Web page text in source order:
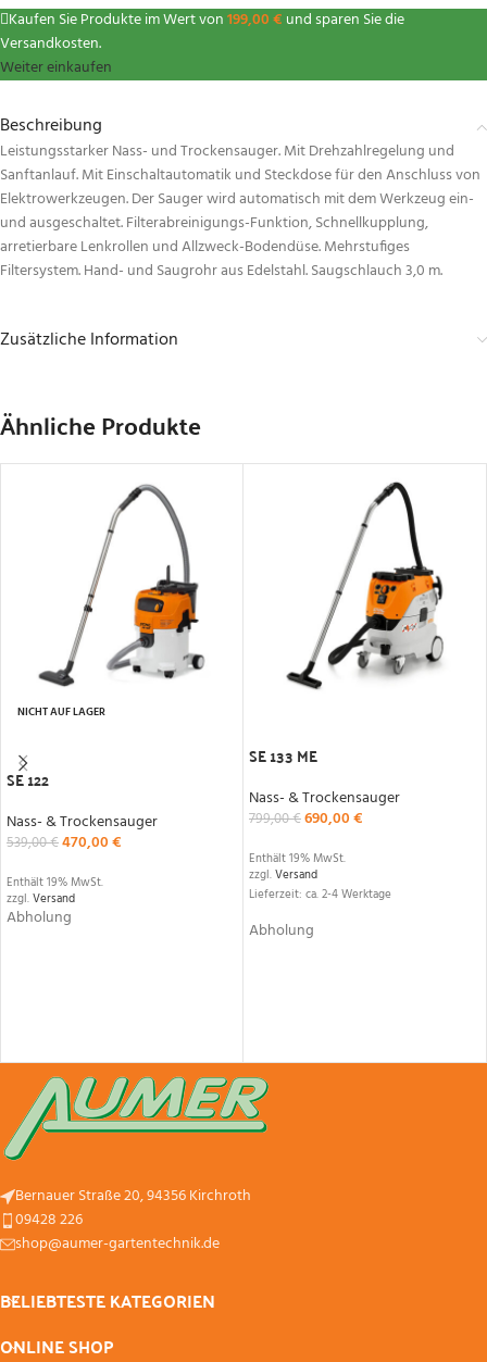
Kaufen Sie Produkte im Wert von199,00€ und sparen Sie die
Versandkosten.
Weiter einkaufen
Beschreibung
Leistungsstarker Nass- und Trockensauger. Mit Drehzahlregelung und
Sanftanlauf. Mit Einschaltautomatik und Steckdose für den Anschluss von
Elektrowerkzeugen. Der Sauger wird automatisch mit dem Werkzeug ein-
und ausgeschaltet. Filterabreinigungs-Funktion, Schnellkupplung,
arretierbare Lenkrollen und Allzweck-Bodendüse. Mehrstufiges
Filtersystem. Hand- und Saugrohr aus Edelstahl. Saugschlauch 3,0 m.
Zusätzliche Information
Ähnliche Produkte
NICHT AUF LAGER
SE 122
Nass- & Trockensauger
539,00€470,00€
Enthält 19% MwSt.
zzgl.Versand
Abholung
SE 133 ME
Nass- & Trockensauger
799,00€690,00€
Enthält 19% MwSt.
zzgl.Versand
Lieferzeit: ca. 2-4 Werktage
Abholung
Bernauer Straße 20, 94356 Kirchroth
09428 226
shop@aumer-gartentechnik.de
BELIEBTESTE KATEGORIEN
ONLINE SHOP